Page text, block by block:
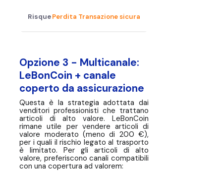
Perdita Transazione sicura
Opzione 3 - Multicanale:
LeBonCoin + canale
coperto da assicurazione
Questa è la strategia adottata dai
venditori professionisti che trattano
articoli di alto valore. LeBonCoin
rimane utile per vendere articoli di
valore moderato (meno di 200 €),
per i quali il rischio legato al trasporto
è limitato. Per gli articoli di alto
valore, preferiscono canali compatibili
con una copertura ad valorem: